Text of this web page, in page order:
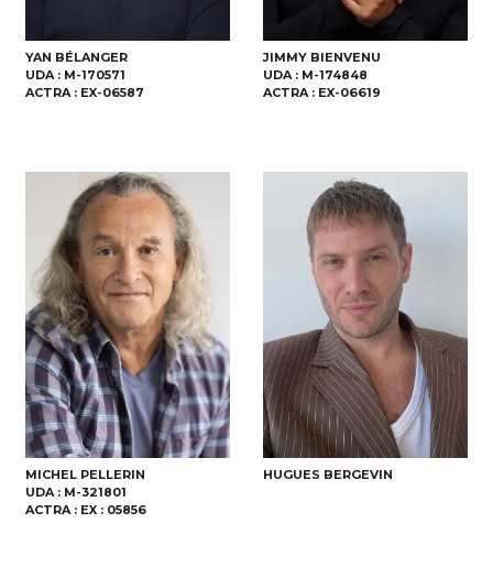
YAN BÉLANGER
UDA : M-170571
ACTRA : EX-06587
JIMMY BIENVENU
UDA : M-174848
ACTRA : EX-06619
MICHEL PELLERIN
UDA : M-321801
ACTRA : EX : 05856
HUGUES BERGEVIN